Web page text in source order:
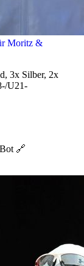
Moritz &
3x Silber, 2x
U21-
🔗